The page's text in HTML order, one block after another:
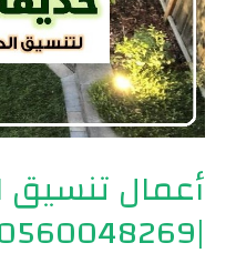
أعمال تنسيق
|0560048269